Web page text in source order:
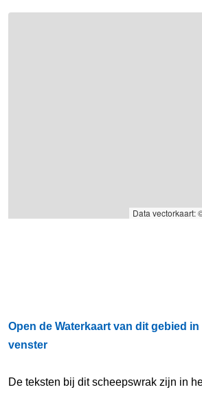
Data vectorkaart:
Open de Waterkaart van dit gebied
venster
De teksten bij dit scheepswrak zijn in